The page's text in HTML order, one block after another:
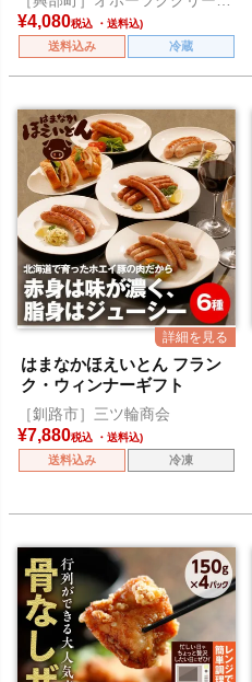
ミート
¥4,080税込
送料込み 冷蔵
はまなかほえいとん フラン
ク・ウィンナーギフト
［釧路市］三ツ輪商会
¥7,880税込
送料込み 冷凍